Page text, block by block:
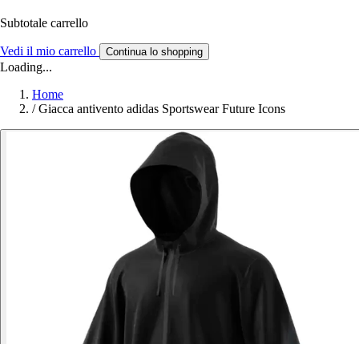
Subtotale carrello
Vedi il mio carrello Continua lo shopping
Loading...
Home
/ Giacca antivento adidas Sportswear Future Icons